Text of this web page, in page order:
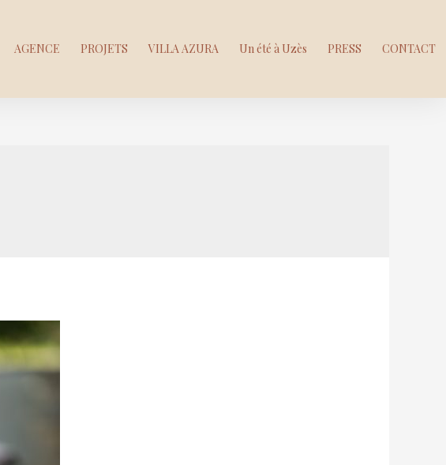
AGENCE PROJETS VILLA AZURA Un été à Uzès PRESS CONTACT